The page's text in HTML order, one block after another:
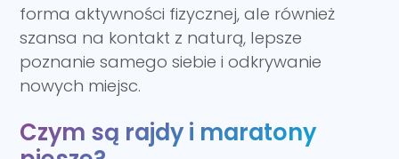
forma aktywności fizycznej, ale również
szansa na kontakt z naturą, lepsze
poznanie samego siebie i odkrywanie
nowych miejsc.
Czym są rajdy i maratony